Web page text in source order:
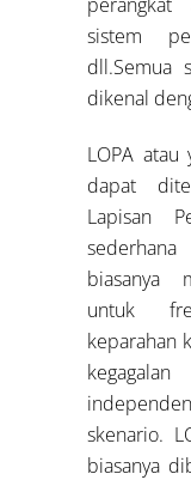
sistem
dll.Semua
dikenal
LOPA atau
dapat
Lapisan
biasanya
untuk
keparahan
skenario.
biasanya